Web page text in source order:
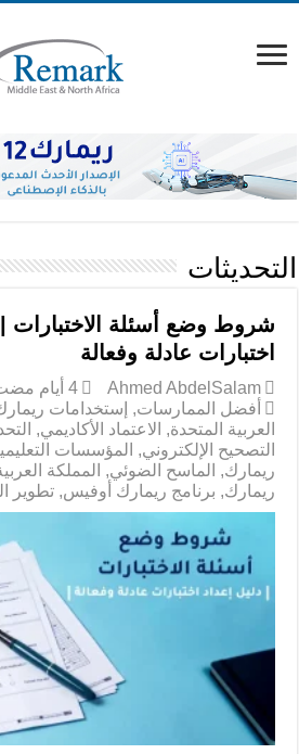
التحديثات
شروط وضع أسئلة الاختبارات |
اختبارات عادلة وفعالة
Ahmed AbdelSalam
‏4 أيام مضت
أفضل الممارسات, إستخدامات
العربية المتحدة, الاعتماد الأكاديمي,
التصحيح الإلكتروني, المؤسسات
ريمارك, الماسح الضوئي, المملكة
ريمارك, برنامج ريمارك أوفيس,تطوير